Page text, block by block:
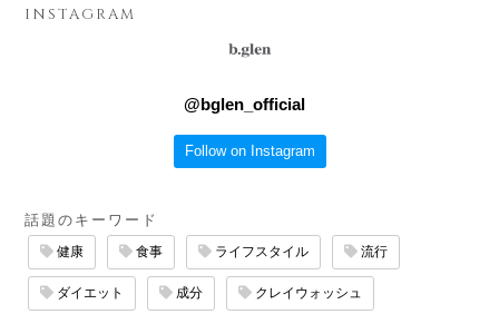
INSTAGRAM
@bglen_official
Follow on Instagram
話題のキーワード
健康 食事 ライフスタイル 流行
ダイエット 成分 クレイウォッシュ